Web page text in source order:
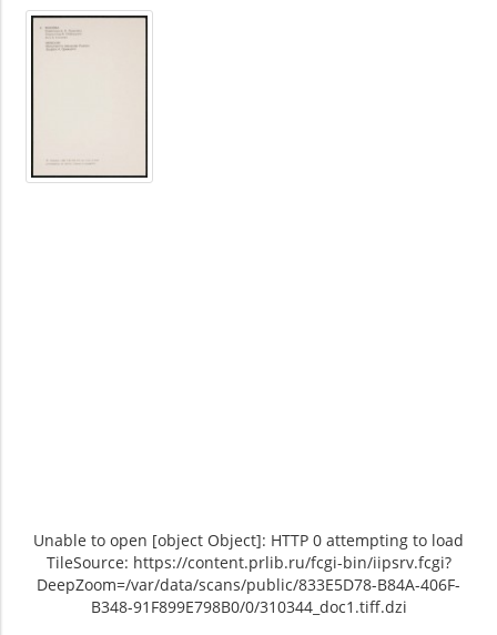
Unable to open [object Object]: HTTP 0 attempting to load
TileSource: https://content.prlib.ru/fcgi-bin/iipsrv.fcgi?
DeepZoom=/var/data/scans/public/833E5D78-B84A-406F-
B348-91F899E798B0/0/310344_doc1.tiff.dzi